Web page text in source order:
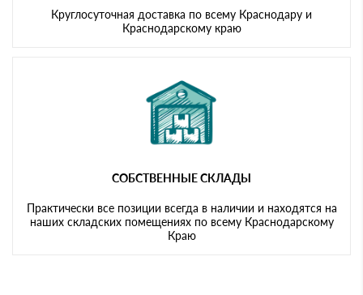
Круглосуточная доставка по всему Краснодару и
Краснодарскому краю
СОБСТВЕННЫЕ СКЛАДЫ
Практически все позиции всегда в наличии и находятся на
наших складских помещениях по всему Краснодарскому
Краю